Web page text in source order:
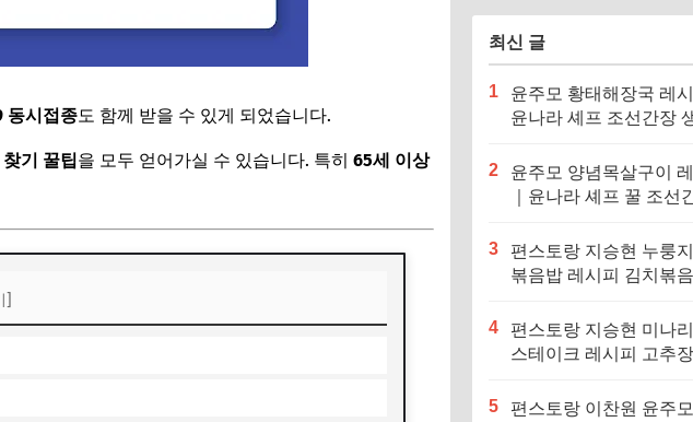
동시접종도 함께 받을 수 있게 되었습니다.
기 꿀팁을 모두 얻어가실 수 있습니다. 특히 65세 이상
는날)
최신 글
1
윤주모 황태해장국 레
윤나라 셰프 조선간장
2
윤주모 양념목살구이
｜윤나라 셰프 꿀 조선
3
편스토랑 지승현 누룽
볶음밥 레시피 김치볶
4
편스토랑 지승현 미나
스테이크 레시피 고추
5
편스토랑 이찬원 윤주